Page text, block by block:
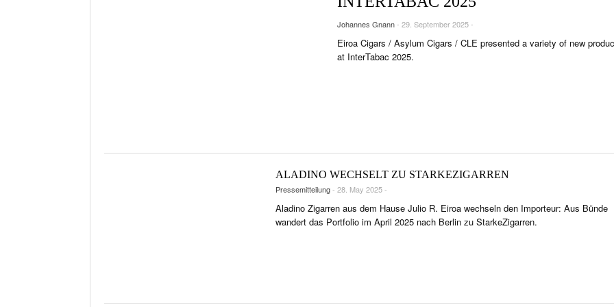
PORTRÄTS & INTERVIEWS
CIGAR LIFE & CULTURE
Johannes Gnann- 29. September 2025 -
Eiroa Cigars / Asylum Cigars / CLE presented a variety of new
at InterTabac 2025.
ALADINO WECHSELT ZU STARKEZIGARREN
Pressemitteilung- 28. May 2025 -
Aladino Zigarren aus dem Hause Julio R. Eiroa wechseln den Importeur: Aus Bünde
wandert das Portfolio im April 2025 nach Berlin zu StarkeZigarren.